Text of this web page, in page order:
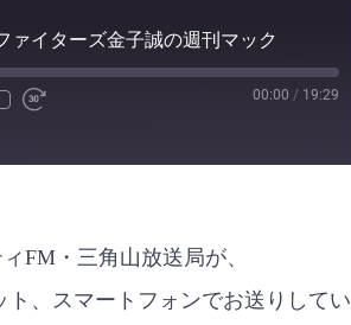
イターズ金子誠の週刊マック
00:00 / 19:29
FM・三角山放送局が、
、スマートフォンでお送りしてい